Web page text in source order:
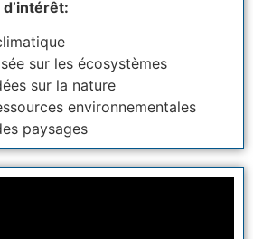
sur les écosystèmes
sur la nature
environnementales
paysages